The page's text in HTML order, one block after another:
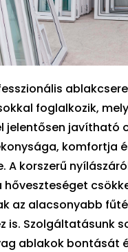
ablakcsere
foglalkozik,
jelentősen javítható
komfortja
A korszerű
hőveszteséget
az alacsonyabb
is. Szolgáltatásunk
ablakok bontását